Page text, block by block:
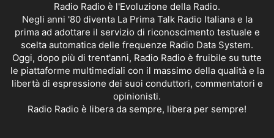
Radio Radio è l'Evoluzione della Radio.
Negli anni '80 diventa La Prima Talk Radio Italiana e la
prima ad adottare il servizio di riconoscimento testuale e
scelta automatica delle frequenze Radio Data System.
Oggi, dopo più di trent'anni, Radio Radio è fruibile su tutte
le piattaforme multimediali con il massimo della qualità e la
libertà di espressione dei suoi conduttori, commentatori e
opinionisti.
Radio Radio è libera da sempre, libera per sempre!